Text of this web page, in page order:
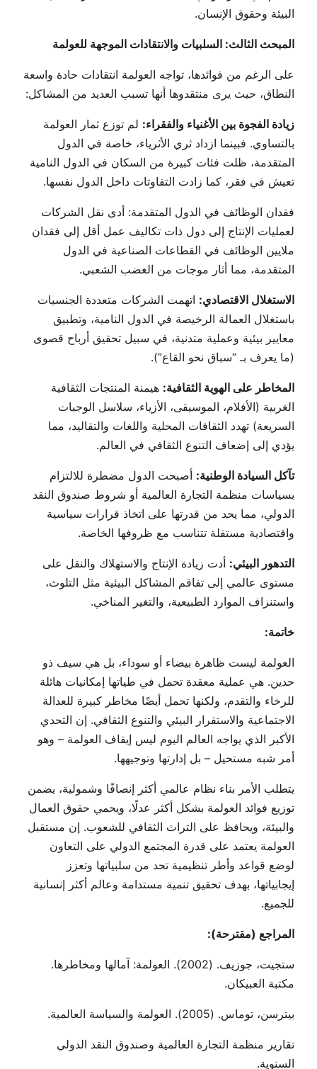
البيئة وحقوق الإنسان.
المبحث الثالث: السلبيات والانتقادات الموجهة للعولمة
على الرغم من فوائدها، تواجه العولمة انتقادات حادة واسعة
النطاق، حيث يرى منتقدوها أنها تسبب العديد من المشاكل:
زيادة الفجوة بين الأغنياء والفقراء: لم توزع ثمار العولمة
بالتساوي. فبينما ازداد ثري الأثرياء، خاصة في الدول
المتقدمة، ظلت فئات كبيرة من السكان في الدول النامية
تعيش في فقر، كما زادت التفاوتات داخل الدول نفسها.
فقدان الوظائف في الدول المتقدمة: أدى نقل الشركات
لعمليات الإنتاج إلى دول ذات تكاليف عمل أقل إلى فقدان
ملايين الوظائف في القطاعات الصناعية في الدول
المتقدمة، مما أثار موجات من الغضب الشعبي.
الاستغلال الاقتصادي: اتهمت الشركات متعددة الجنسيات
باستغلال العمالة الرخيصة في الدول النامية، وتطبيق
معايير بيئية وعملية متدنية، في سبيل تحقيق أرباح قصوى
(ما يعرف بـ “سباق نحو القاع”).
المخاطر على الهوية الثقافية: هيمنة المنتجات الثقافية
الغربية (الأفلام، الموسيقى، الأزياء، سلاسل الوجبات
السريعة) تهدد الثقافات المحلية واللغات والتقاليد، مما
يؤدي إلى إضعاف التنوع الثقافي في العالم.
تآكل السيادة الوطنية: أصبحت الدول مضطرة للالتزام
بسياسات منظمة التجارة العالمية أو شروط صندوق النقد
الدولي، مما يحد من قدرتها على اتخاذ قرارات سياسية
واقتصادية مستقلة تتناسب مع ظروفها الخاصة.
التدهور البيئي: أدت زيادة الإنتاج والاستهلاك والنقل على
مستوى عالمي إلى تفاقم المشاكل البيئية مثل التلوث،
واستنزاف الموارد الطبيعية، والتغير المناخي.
خاتمة:
العولمة ليست ظاهرة بيضاء أو سوداء، بل هي سيف ذو
حدين. هي عملية معقدة تحمل في طياتها إمكانيات هائلة
للرخاء والتقدم، ولكنها تحمل أيضًا مخاطر كبيرة للعدالة
الاجتماعية والاستقرار البيئي والتنوع الثقافي. إن التحدي
الأكبر الذي يواجه العالم اليوم ليس إيقاف العولمة – وهو
أمر شبه مستحيل – بل إدارتها وتوجيهها.
يتطلب الأمر بناء نظام عالمي أكثر إنصافًا وشمولية، يضمن
توزيع فوائد العولمة بشكل أكثر عدلًا، ويحمي حقوق العمال
والبيئة، ويحافظ على التراث الثقافي للشعوب. إن مستقبل
العولمة يعتمد على قدرة المجتمع الدولي على التعاون
لوضع قواعد وأطر تنظيمية تحد من سلبياتها وتعزز
إيجابياتها، بهدف تحقيق تنمية مستدامة وعالم أكثر إنسانية
للجميع.
المراجع (مقترحة):
ستجيت، جوزيف. (2002). العولمة: آمالها ومخاطرها.
مكتبة العبيكان.
بيترسن، توماس. (2005). العولمة والسياسة العالمية.
تقارير منظمة التجارة العالمية وصندوق النقد الدولي
السنوية.